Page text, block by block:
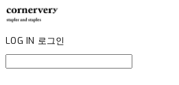
LOG IN 로그인